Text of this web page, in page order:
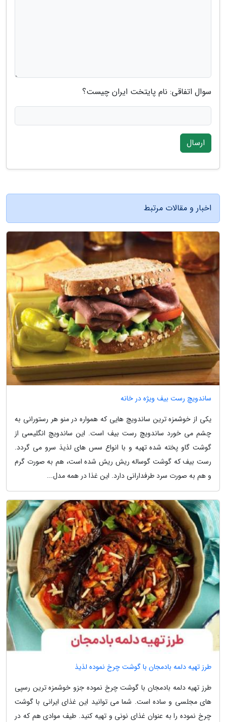
سوال اتفاقی: نام پایتخت ایران چیست؟
ارسال
اخبار و مقالات مرتبط
ساندویچ رست بیف ویژه در خانه
یکی از خوشمزه ترین ساندویچ هایی که همواره در منو هر رستورانی به
چشم می خورد ساندویچ رست بیف است. این ساندویچ انگلیسی از
گوشت گاو پخته شده تهیه و با انواع سس های لذیذ سرو می گردد.
رست بیف که گوشت گوساله ریش ریش شده است، هم به صورت گرم
و هم به صورت سرد طرفدارانی دارد. این غذا در همه مدل...
طرز تهیه دلمه بادمجان با گوشت چرخ نموده لذیذ
طرز تهیه دلمه بادمجان با گوشت چرخ نموده جزو خوشمزه ترین رسپی
های مجلسی و ساده است. شما می توانید این غذای ایرانی با گوشت
چرخ نموده را به عنوان غذای نونی و تهیه کنید. طیف موادی هم که در